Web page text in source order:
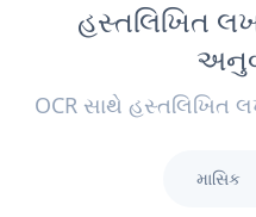
હસ્તલિખિત
OCR સાથે હસ્તલિખિત
માસિક